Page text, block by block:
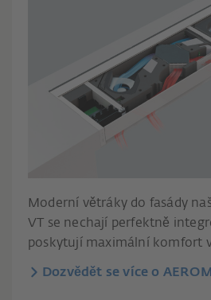
Moderní větráky do fasády
VT se nechají perfektně
poskytují maximální komfort
Dozvědět se více o